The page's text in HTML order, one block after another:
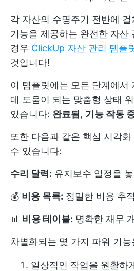
각 자산의 수명주기 전반에
기능을 제공하는 완전한 자산
경우 ClickUp 자산 관리 템플
것입니다!
이 템플릿에는 모든 단계에서
데 도움이 되는 맞춤형 상태
있습니다: 완료됨, 기능 작동
또한 다음과 같은 핵심 시각
수 있습니다:
수리 달력: 유지보수 일정을
💰 비용 목록: 정밀한 비용 추적
📊 비용 테이블: 명확한 재무
차별화되는 몇 가지 파워 기
일상적인 작업을 원활하